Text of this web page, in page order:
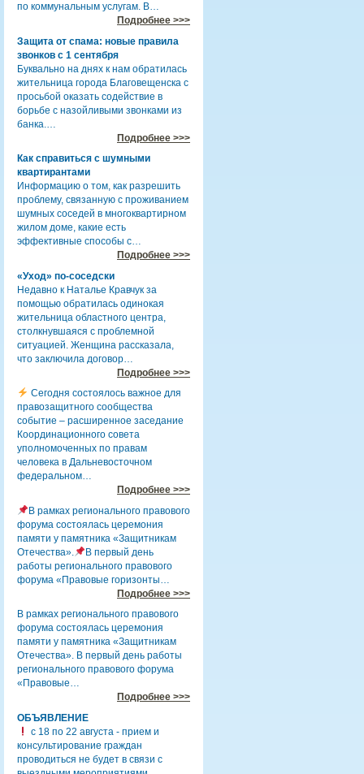
по коммунальным услугам. В…
Подробнее >>>
Защита от спама: новые правила
звонков с 1 сентября
Буквально на днях к нам обратилась
жительница города Благовещенска с
просьбой оказать содействие в
борьбе с назойливыми звонками из
банка.…
Подробнее >>>
Как справиться с шумными
квартирантами
Информацию о том, как разрешить
проблему, связанную с проживанием
шумных соседей в многоквартирном
жилом доме, какие есть
эффективные способы с…
Подробнее >>>
«Уход» по-соседски
Недавно к Наталье Кравчук за
помощью обратилась одинокая
жительница областного центра,
столкнувшаяся с проблемной
ситуацией. Женщина рассказала,
что заключила договор…
Подробнее >>>
Сегодня состоялось важное для
правозащитного сообщества
событие – расширенное заседание
Координационного совета
уполномоченных по правам
человека в Дальневосточном
федеральном…
Подробнее >>>
В рамках регионального правового
форума состоялась церемония
памяти у памятника «Защитникам
Отечества».
В первый день
работы регионального правового
форума «Правовые горизонты…
Подробнее >>>
В рамках регионального правового
форума состоялась церемония
памяти у памятника «Защитникам
Отечества». В первый день работы
регионального правового форума
«Правовые…
Подробнее >>>
ОБЪЯВЛЕНИЕ
с 18 по 22 августа - прием и
консультирование граждан
проводиться не будет в связи с